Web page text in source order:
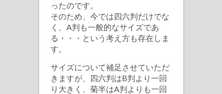
ったのです。
そのため、今では四六判だけでな
く、A判も一般的なサイズであ
る・・・という考え方も存在しま
す。
サイズについて補足させていただ
きますが、四六判はB判より一回
り大きく、菊半はA判よりも一回